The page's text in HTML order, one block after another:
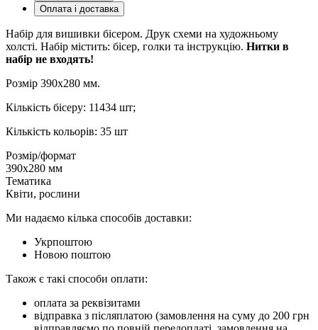
Оплата і доставка
Набір для вишивки бісером. Друк схеми на художньому
холсті. Набір містить: бісер, голки та інструкцію. Нитки в
набір не входять!
Розмір 390х280 мм.
Кількість бісеру: 11434 шт;
Кількість кольорів: 35 шт
Розмір/формат
390х280 мм
Тематика
Квіти, рослини
Ми надаємо кілька способів доставки:
Укрпоштою
Новою поштою
Також є такі способи оплати:
оплата за реквізитами
відправка з післяплатою (замовлення на суму до 200 грн